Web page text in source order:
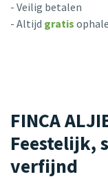
- Veilig betalen
- Altijd gratis
FINCA
Feestelijk,
verfijnd